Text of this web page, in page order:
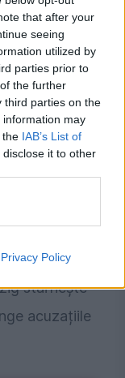
that after your
seeing
utilized by
parties prior to
the further
third parties on the
information may
the IAB’s List of
it to other
Privacy Policy
copil se
stârnește
acuzațiile